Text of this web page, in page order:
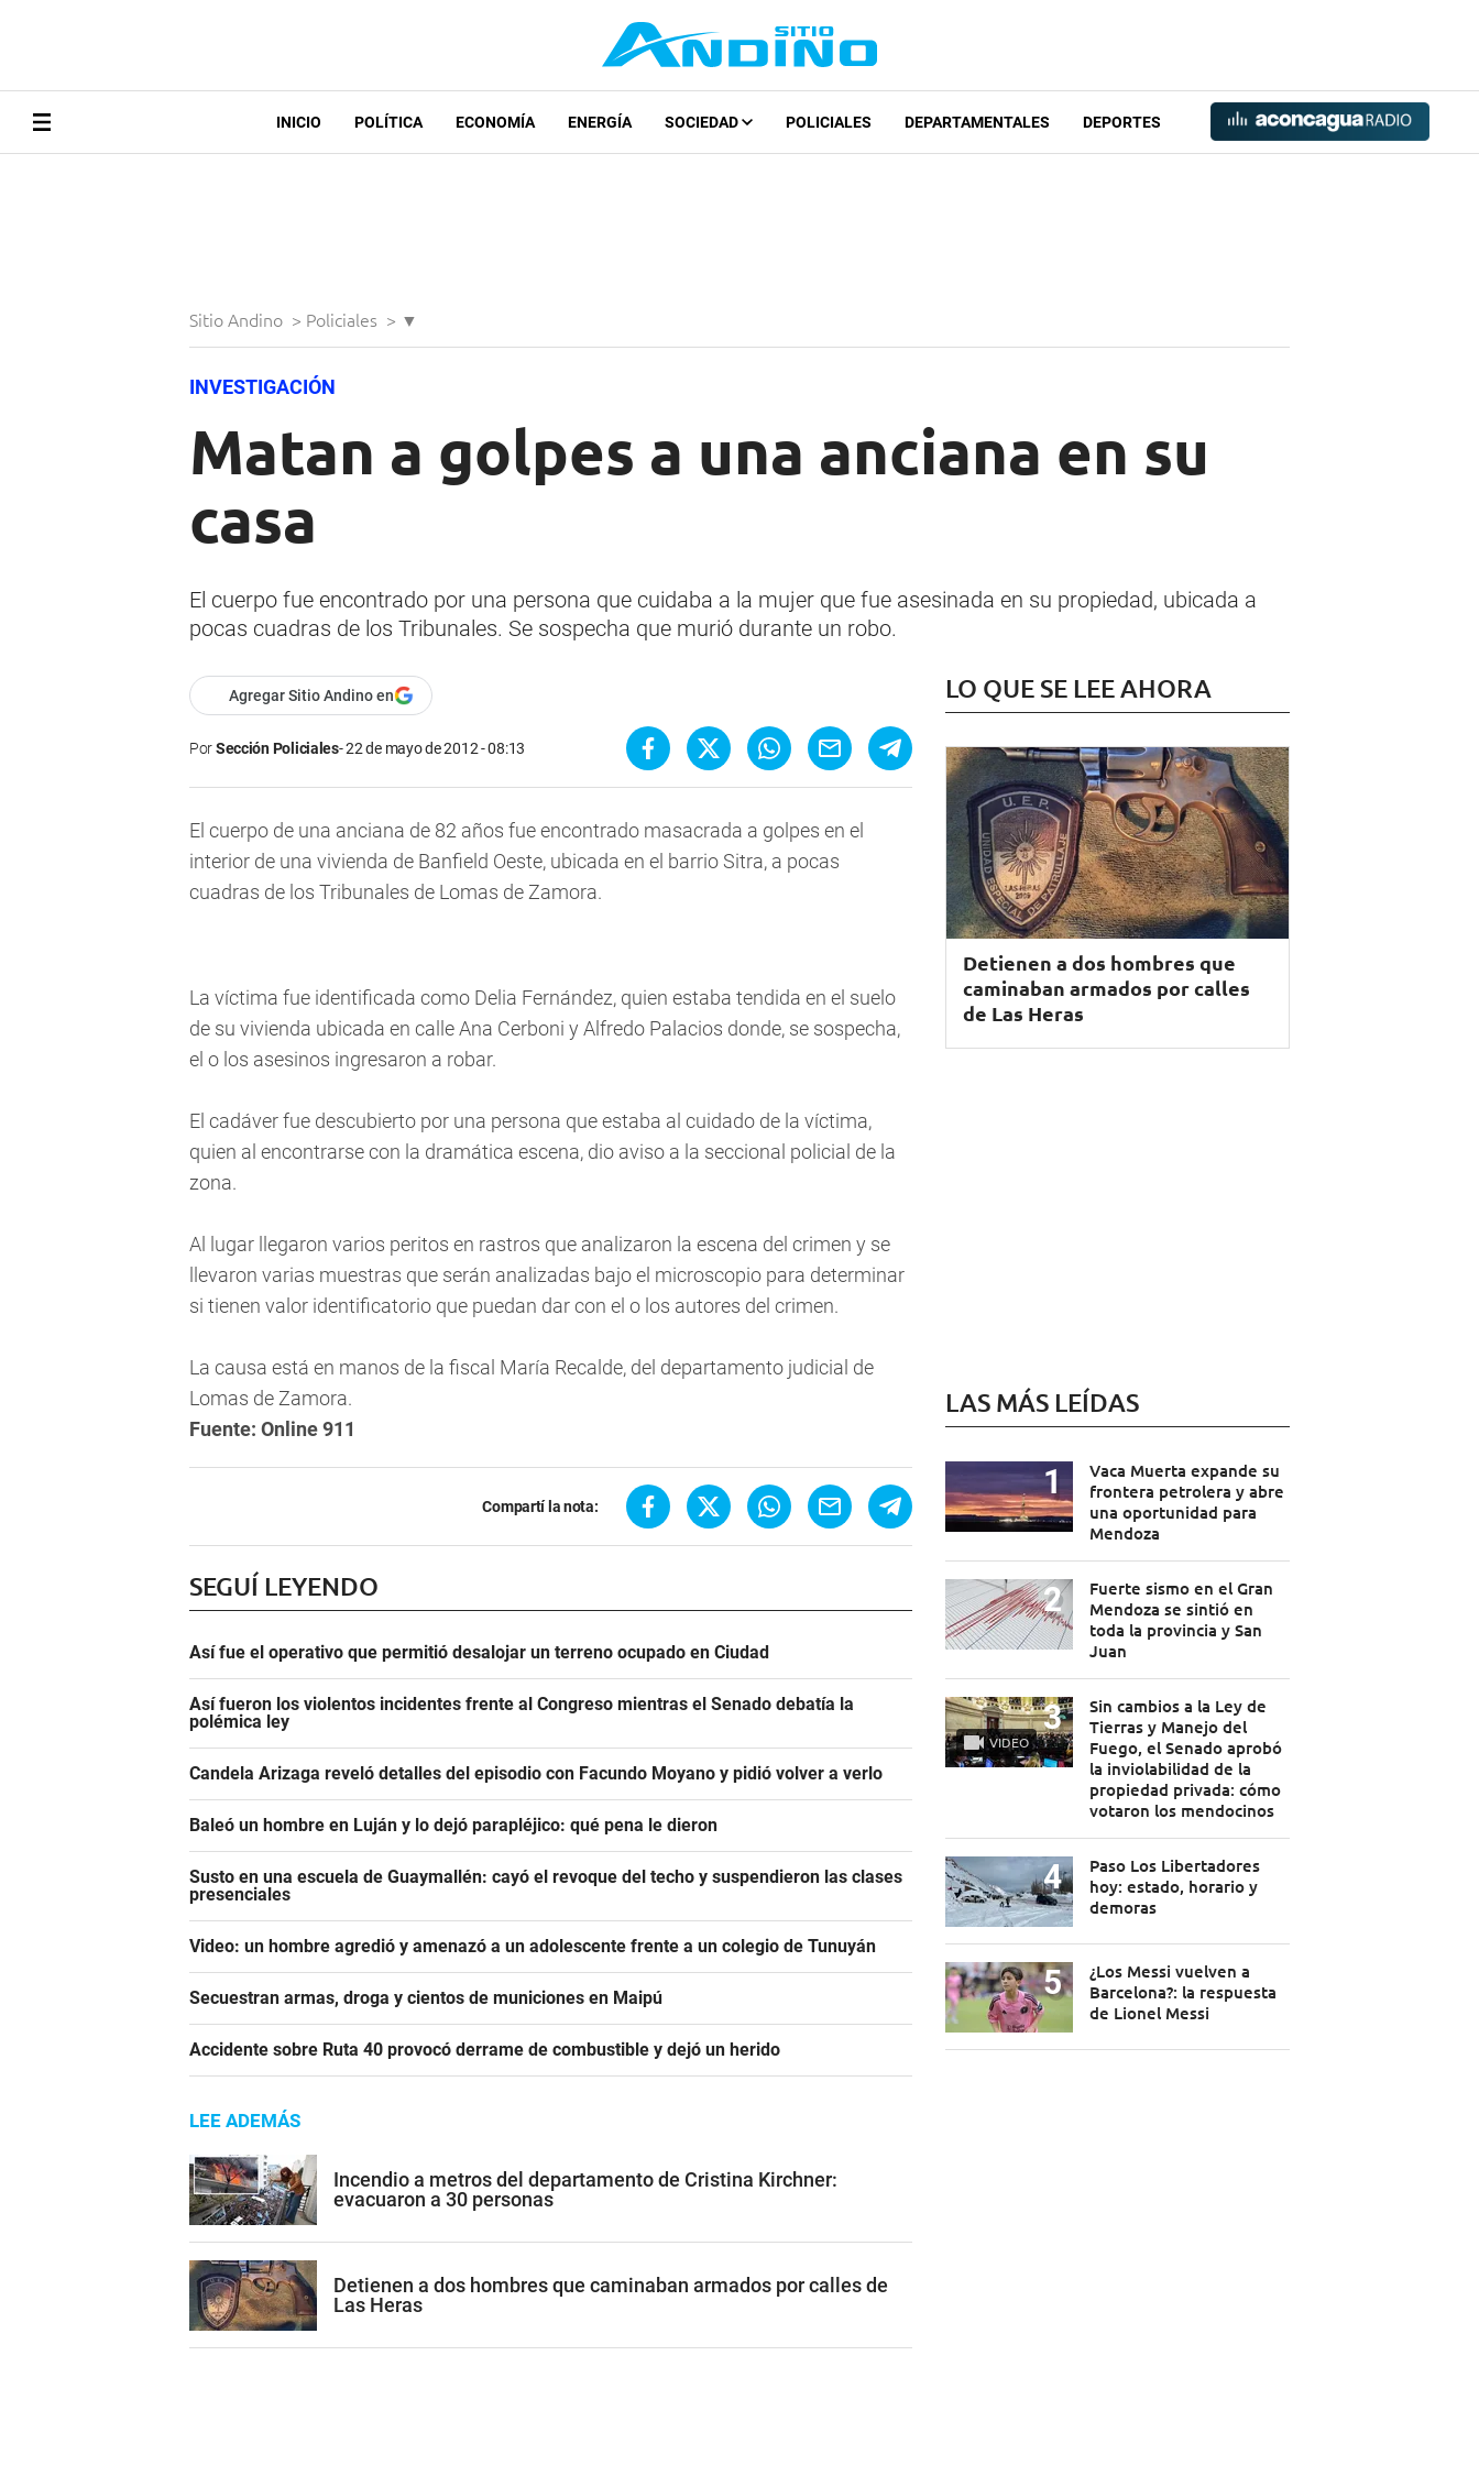
INICIO POLÍTICA ECONOMÍA ENERGÍA SOCIEDAD POLICIALES DEPARTAMENTALES DEPORTES
Sitio Andino > Policiales > ▼
INVESTIGACIÓN
Matan a golpes a una anciana en su
casa
El cuerpo fue encontrado por una persona que cuidaba a la mujer que fue asesinada en su propiedad, ubicada a
pocas cuadras de los Tribunales. Se sospecha que murió durante un robo.
Agregar Sitio Andino en
PorSección Policiales 22 de mayo de 2012 - 08:13
El cuerpo de una anciana de 82 años fue encontrado masacrada a golpes en el
interior de una vivienda de Banfield Oeste, ubicada en el barrio Sitra, a pocas
cuadras de los Tribunales de Lomas de Zamora.
La víctima fue identificada como Delia Fernández, quien estaba tendida en el suelo
de su vivienda ubicada en calle Ana Cerboni y Alfredo Palacios donde, se sospecha,
el o los asesinos ingresaron a robar.
El cadáver fue descubierto por una persona que estaba al cuidado de la víctima,
quien al encontrarse con la dramática escena, dio aviso a la seccional policial de la
zona.
Al lugar llegaron varios peritos en rastros que analizaron la escena del crimen y se
llevaron varias muestras que serán analizadas bajo el microscopio para determinar
si tienen valor identificatorio que puedan dar con el o los autores del crimen.
La causa está en manos de la fiscal María Recalde, del departamento judicial de
Lomas de Zamora.
Fuente: Online 911
Compartí la nota:
SEGUÍ LEYENDO
Así fue el operativo que permitió desalojar un terreno ocupado en Ciudad
Así fueron los violentos incidentes frente al Congreso mientras el Senado debatía la
polémica ley
Candela Arizaga reveló detalles del episodio con Facundo Moyano y pidió volver a verlo
Baleó un hombre en Luján y lo dejó parapléjico: qué pena le dieron
Susto en una escuela de Guaymallén: cayó el revoque del techo y suspendieron las clases
presenciales
Video: un hombre agredió y amenazó a un adolescente frente a un colegio de Tunuyán
Secuestran armas, droga y cientos de municiones en Maipú
Accidente sobre Ruta 40 provocó derrame de combustible y dejó un herido
LEE ADEMÁS
Incendio a metros del departamento de Cristina Kirchner:
evacuaron a 30 personas
Detienen a dos hombres que caminaban armados por calles de
Las Heras
LO QUE SE LEE AHORA
Detienen a dos hombres que
caminaban armados por calles
de Las Heras
LAS MÁS LEÍDAS
Vaca Muerta expande su
frontera petrolera y abre
una oportunidad para
Mendoza
Fuerte sismo en el Gran
Mendoza se sintió en
toda la provincia y San
Juan
VIDEO
Sin cambios a la Ley de
Tierras y Manejo del
Fuego, el Senado aprobó
la inviolabilidad de la
propiedad privada: cómo
votaron los mendocinos
Paso Los Libertadores
hoy: estado, horario y
demoras
¿Los Messi vuelven a
Barcelona?: la respuesta
de Lionel Messi